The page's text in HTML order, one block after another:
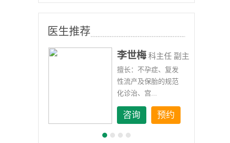
医生推荐
李世梅 科主任 副主
任医师
擅长：不孕症、复发
性流产及保胎的规范
化诊治、宫...
咨询 预约